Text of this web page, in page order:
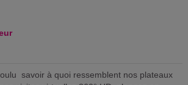
savoir à quoi ressemblent nos plateaux